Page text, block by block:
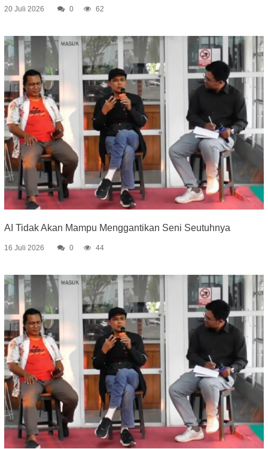
20 Juli 2026 0 62
AI Tidak Akan Mampu Menggantikan Seni Seutuhnya
16 Juli 2026 0 44